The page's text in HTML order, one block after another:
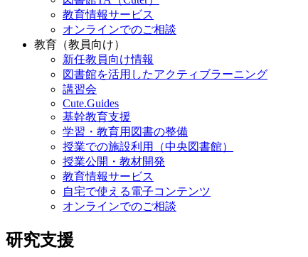
教育情報サービス
オンラインでのご相談
教育（教員向け）
新任教員向け情報
図書館を活用したアクティブラーニング
講習会
Cute.Guides
基幹教育支援
学習・教育用図書の整備
授業での施設利用（中央図書館）
授業公開・教材開発
教育情報サービス
自宅で使える電子コンテンツ
オンラインでのご相談
研究支援